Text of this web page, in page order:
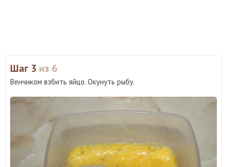
Шаг 3 из 6
Венчиком взбить яйцо. Окунуть рыбу.